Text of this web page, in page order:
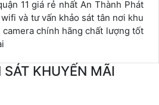
11 giá rẻ nhất An Thành Phát
và tư vấn khảo sát tân nơi khu
camera chính hãng chất lượng tốt
KHUYẾN MÃI